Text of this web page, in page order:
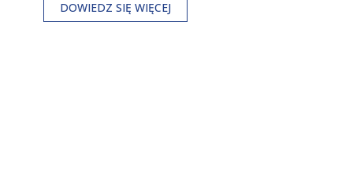
DOWIEDZ SIĘ WIĘCEJ